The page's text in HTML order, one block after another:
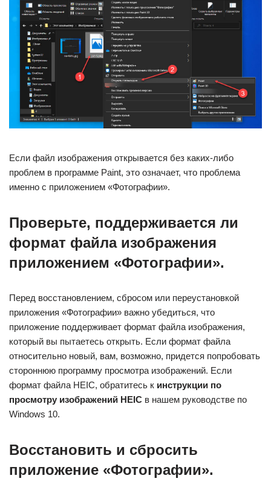
Если файл изображения открывается без каких-либо
проблем в программе Paint, это означает, что проблема
именно с приложением «Фотографии».
Проверьте, поддерживается ли
формат файла изображения
приложением «Фотографии».
Перед восстановлением, сбросом или переустановкой
приложения «Фотографии» важно убедиться, что
приложение поддерживает формат файла изображения,
который вы пытаетесь открыть. Если формат файла
относительно новый, вам, возможно, придется попробовать
стороннюю программу просмотра изображений. Если
формат файла HEIC, обратитесь к инструкции по
просмотру изображений HEIC в нашем руководстве по
Windows 10.
Восстановить и сбросить
приложение «Фотографии».